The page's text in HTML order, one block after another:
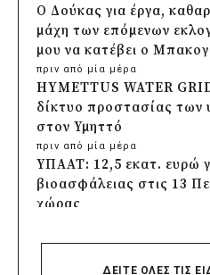
Ο Δούκας για έργα,
μάχη των επόμενων
μου να κατέβει ο
πριν από μία μέρα
HYMETTUS WATER
δίκτυο προστασίας των
στον Υμηττό
πριν από μία μέρα
ΥΠΑΑΤ: 12,5 εκατ. ευρώ
βιοασφάλειας στις 13
χώρας
Πρέσπεια 2026: Έξι
μουσικής και
ΔΕΙΤΕ ΟΛΕΣ ΤΙΣ